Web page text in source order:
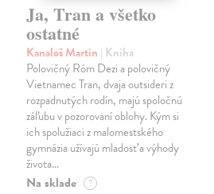
Ja, Tran a všetko
ostatné
Kanaloš Martin | Kniha
Polovičný Róm Dezi a polovičný
Vietnamec Tran, dvaja outsideri z
rozpadnutých rodín, majú spoločnú
záľubu v pozorovaní oblohy. Kým si
ich spolužiaci z malomestského
gymnázia užívajú mladosť a výhody
života…
Na sklade ?